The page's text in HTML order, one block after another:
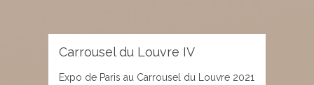
Carrousel du Louvre IV
Expo de Paris au Carrousel du Louvre 2021